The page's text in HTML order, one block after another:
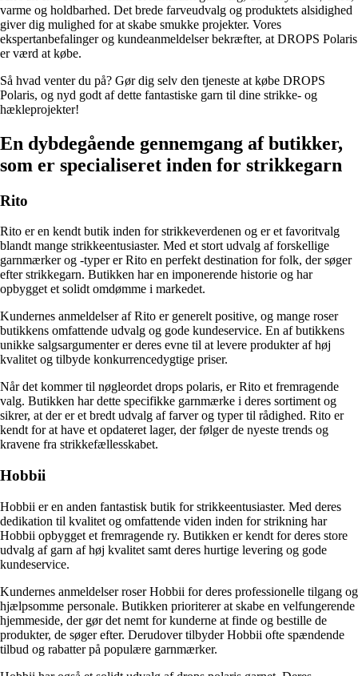
varme og holdbarhed. Det brede farveudvalg og produktets alsidighed
giver dig mulighed for at skabe smukke projekter. Vores
ekspertanbefalinger og kundeanmeldelser bekræfter, at DROPS Polaris
er værd at købe.
Så hvad venter du på? Gør dig selv den tjeneste at købe DROPS
Polaris, og nyd godt af dette fantastiske garn til dine strikke- og
hækleprojekter!
En dybdegående gennemgang af butikker,
som er specialiseret inden for strikkegarn
Rito
Rito er en kendt butik inden for strikkeverdenen og er et favoritvalg
blandt mange strikkeentusiaster. Med et stort udvalg af forskellige
garnmærker og -typer er Rito en perfekt destination for folk, der søger
efter strikkegarn. Butikken har en imponerende historie og har
opbygget et solidt omdømme i markedet.
Kundernes anmeldelser af Rito er generelt positive, og mange roser
butikkens omfattende udvalg og gode kundeservice. En af butikkens
unikke salgsargumenter er deres evne til at levere produkter af høj
kvalitet og tilbyde konkurrencedygtige priser.
Når det kommer til nøgleordet drops polaris, er Rito et fremragende
valg. Butikken har dette specifikke garnmærke i deres sortiment og
sikrer, at der er et bredt udvalg af farver og typer til rådighed. Rito er
kendt for at have et opdateret lager, der følger de nyeste trends og
kravene fra strikkefællesskabet.
Hobbii
Hobbii er en anden fantastisk butik for strikkeentusiaster. Med deres
dedikation til kvalitet og omfattende viden inden for strikning har
Hobbii opbygget et fremragende ry. Butikken er kendt for deres store
udvalg af garn af høj kvalitet samt deres hurtige levering og gode
kundeservice.
Kundernes anmeldelser roser Hobbii for deres professionelle tilgang og
hjælpsomme personale. Butikken prioriterer at skabe en velfungerende
hjemmeside, der gør det nemt for kunderne at finde og bestille de
produkter, de søger efter. Derudover tilbyder Hobbii ofte spændende
tilbud og rabatter på populære garnmærker.